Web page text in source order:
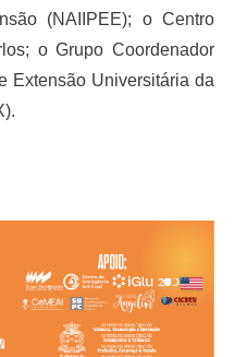
(NAIIPEE); o Centro
o Grupo Coordenador
Extensão Universitária da